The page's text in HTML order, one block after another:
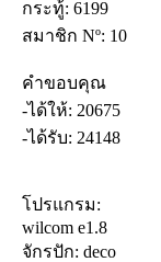
กระทู้: 6199
สมาชิก Nº: 10
คำขอบคุณ
-ได้ให้: 20675
-ได้รับ: 24148
โปรแกรม:
wilcom e1.8
จักรปัก: deco